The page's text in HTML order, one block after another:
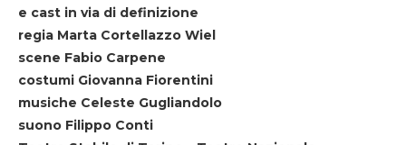
e cast in via di definizione
regia Marta Cortellazzo Wiel
scene Fabio Carpene
costumi Giovanna Fiorentini
musiche Celeste Gugliandolo
suono Filippo Conti